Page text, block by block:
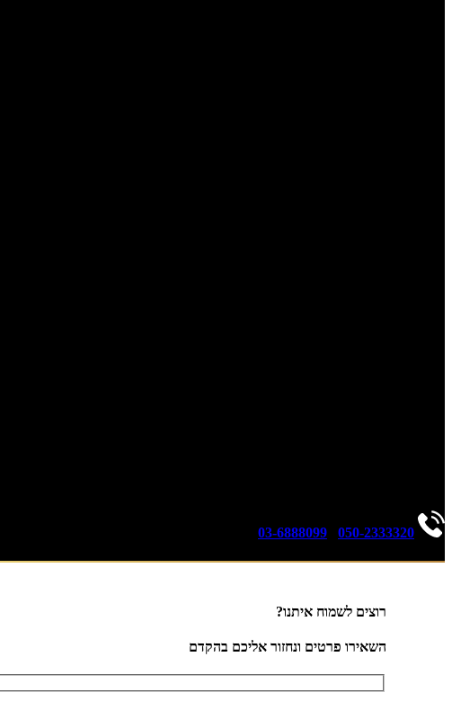
050-2333320
03-6888099
רוצים לשמוח איתנו?
השאירו פרטים ונחזור אליכם בהקדם